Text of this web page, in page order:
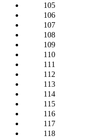
105
106
107
108
109
110
111
112
113
114
115
116
117
118